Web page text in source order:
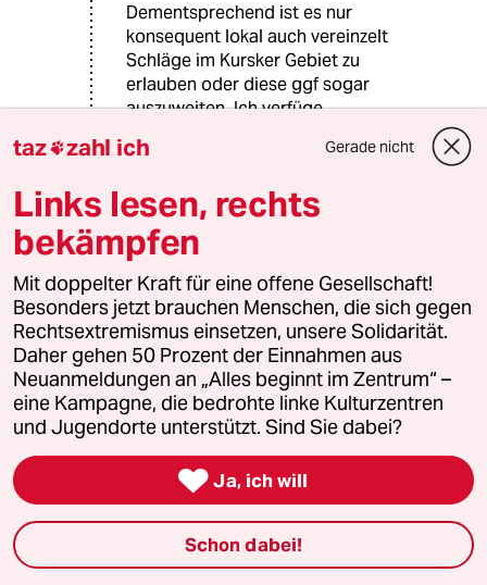
Dementsprechend ist es nur
konsequent lokal auch vereinzelt
Schläge im Kursker Gebiet zu
erlauben oder diese ggf sogar
auszuweiten. Ich verfüge
Informationen der Geheimdienste,
Herbst 22 sicherstellt, dass keine
akute nukleare Eskalationsgefahr
besteht:
www.fr.de/politik/...g-zr-
93353317.html
S Samstagschaos
16.11.2024,16:09 Uhr
@Alexander Schulz:
Ich finde durch den einsatz der
ausweitung des kriegs schon
geschehen. Große reaktionen darauf
taz zahl ich Gerade nicht
Links lesen, rechts
bekämpfen
Mit doppelter Kraft für eine offene Gesellschaft!
Besonders jetzt brauchen Menschen, die sich gegen
Rechtsextremismus einsetzen, unsere Solidarität.
Daher gehen 50 Prozent der Einnahmen aus
Neuanmeldungen an „Alles beginnt im Zentrum“ –
eine Kampagne, die bedrohte linke Kulturzentren
und Jugendorte unterstützt. Sind Sie dabei?
 Ja, ich will
Schon dabei!